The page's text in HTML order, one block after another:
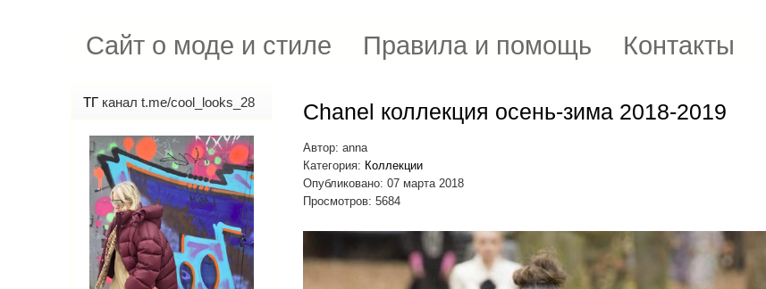
Сайт о моде и стиле Правила и помощь Контакты
Chanel коллекция осень-зима 2018-2019
Автор: anna
Категория: Коллекции
Опубликовано: 07 марта 2018
Просмотров: 5684
ТГ канал t.me/cool_looks_28